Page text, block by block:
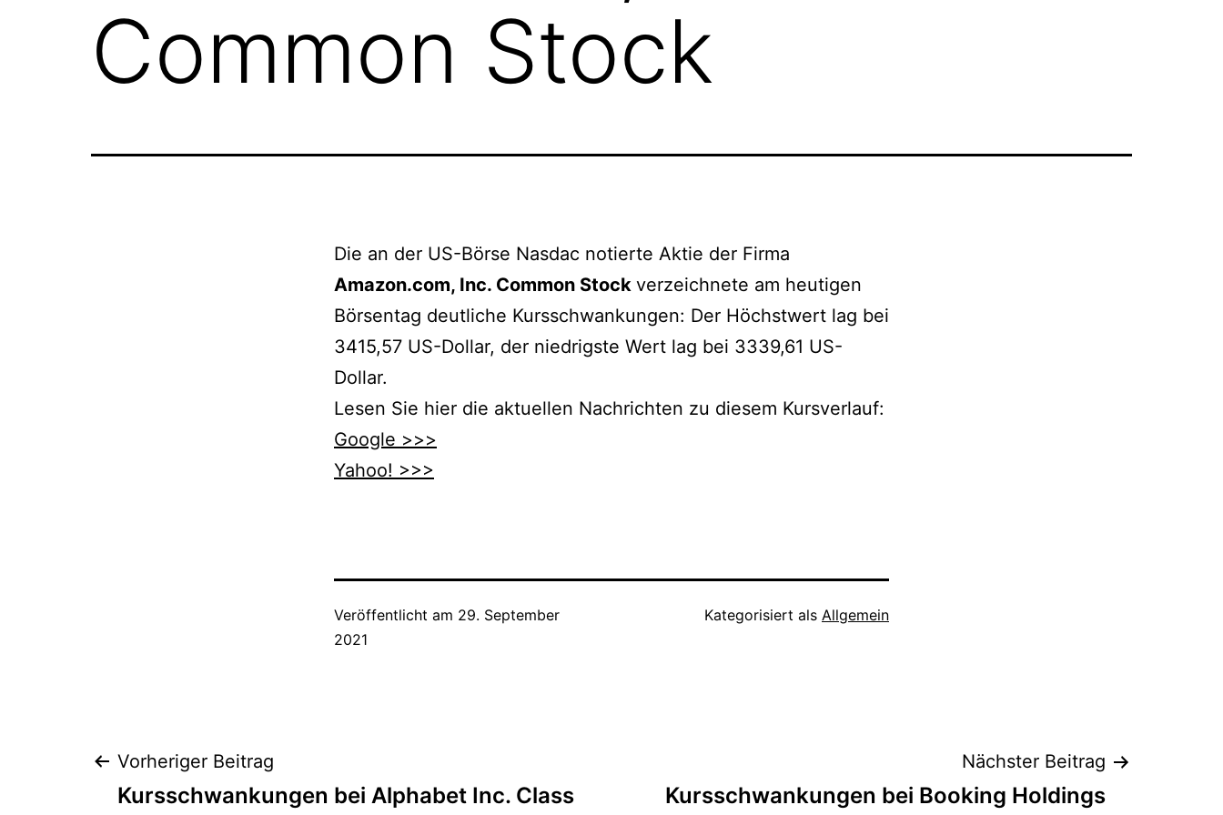
Common Stock
Die an der US-Börse Nasdac notierte Aktie der Firma
Amazon.com, Inc. Common Stock verzeichnete am heutigen
Börsentag deutliche Kursschwankungen: Der Höchstwert lag bei
3415,57 US-Dollar, der niedrigste Wert lag bei 3339,61 US-
Dollar.
Lesen Sie hier die aktuellen Nachrichten zu diesem Kursverlauf:
Google >>>
Yahoo! >>>
Veröffentlicht am 29. September
2021
Kategorisiert als Allgemein
Beitragsnavigation
Vorheriger Beitrag
Kursschwankungen bei Alphabet Inc. Class
Nächster Beitrag
Kursschwankungen bei Booking Holdings